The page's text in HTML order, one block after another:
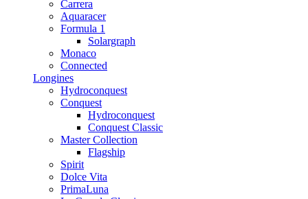
Carrera
Aquaracer
Formula 1
Solargraph
Monaco
Connected
Longines
Hydroconquest
Conquest
Hydroconquest
Conquest Classic
Master Collection
Flagship
Spirit
Dolce Vita
PrimaLuna